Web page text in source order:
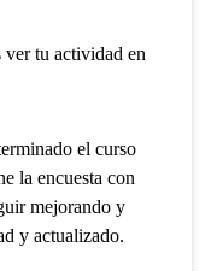
ver tu actividad en
el curso
la encuesta con
mejorando y
y actualizado.